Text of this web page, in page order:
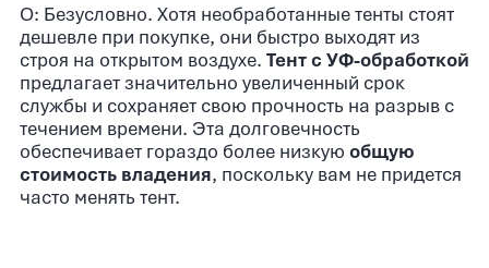
О: Безусловно. Хотя необработанные тенты стоят
дешевле при покупке, они быстро выходят из
строя на открытом воздухе. Тент с УФ-обработкой
предлагает значительно увеличенный срок
службы и сохраняет свою прочность на разрыв с
течением времени. Эта долговечность
обеспечивает гораздо более низкую общую
стоимость владения, поскольку вам не придется
часто менять тент.